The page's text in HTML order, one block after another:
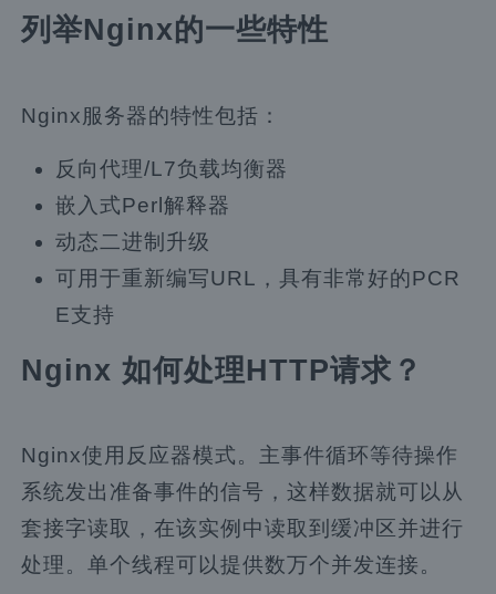
列举Nginx的一些特性
Nginx服务器的特性包括：
反向代理/L7负载均衡器
嵌入式Perl解释器
动态二进制升级
可用于重新编写URL，具有非常好的PCR
E支持
Nginx 如何处理HTTP请求？
Nginx使用反应器模式。主事件循环等待操作
系统发出准备事件的信号，这样数据就可以从
套接字读取，在该实例中读取到缓冲区并进行
处理。单个线程可以提供数万个并发连接。